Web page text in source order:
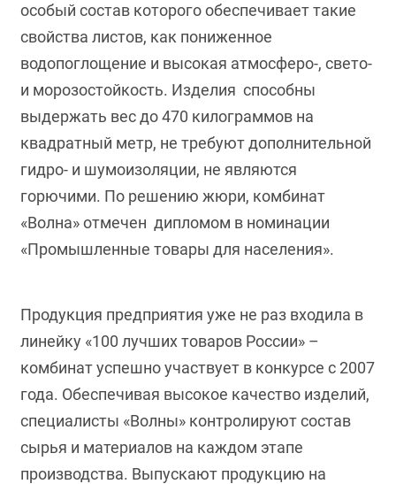
особый состав которого обеспечивает такие
свойства листов, как пониженное
водопоглощение и высокая атмосферо-, свето-
и морозостойкость. Изделия способны
выдержать вес до 470 килограммов на
квадратный метр, не требуют дополнительной
гидро- и шумоизоляции, не являются
горючими. По решению жюри, комбинат
«Волна» отмечен дипломом в номинации
«Промышленные товары для населения».
Продукция предприятия уже не раз входила в
линейку «100 лучших товаров России» –
комбинат успешно участвует в конкурсе с 2007
года. Обеспечивая высокое качество изделий,
специалисты «Волны» контролируют состав
сырья и материалов на каждом этапе
производства. Выпускают продукцию на